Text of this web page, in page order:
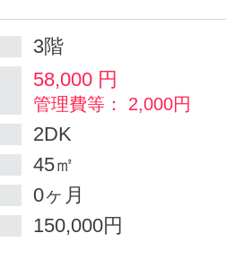
3階
58,000 円
管理費等： 2,000円
2DK
45㎡
0ヶ月
150,000円